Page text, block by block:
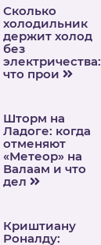
Сколько
холодильник
держит холод
без
электричества:
что прои
Шторм на
Ладоге: когда
отменяют
«Метеор» на
Валаам и что
дел
Криштиану
Роналду: